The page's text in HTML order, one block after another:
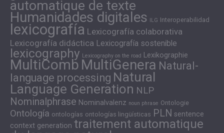
automatique de texte
Humanidades digitales ILG Interoperabilidad
lexicografía Lexicografía colaborativa
Lexicografía didáctica Lexicografía sostenible
lexicography Lexicography on the road Lexikographie
MultiComb MultiGenera Natural-
language processing Natural
Language Generation NLP
Nominalphrase Nominalvalenz noun phrase Ontologie
Ontología ontologías ontologías lingüísticas PLN sentence
context generation traitement automatique